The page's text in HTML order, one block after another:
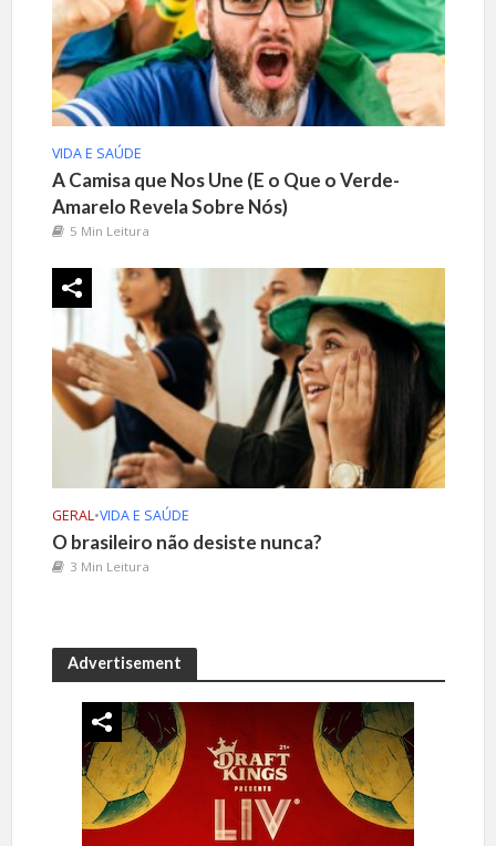
VIDA E SAÚDE
A Camisa que Nos Une (E o Que o Verde-
Amarelo Revela Sobre Nós)
5 Min Leitura
GERAL•VIDA E SAÚDE
O brasileiro não desiste nunca?
3 Min Leitura
Advertisement